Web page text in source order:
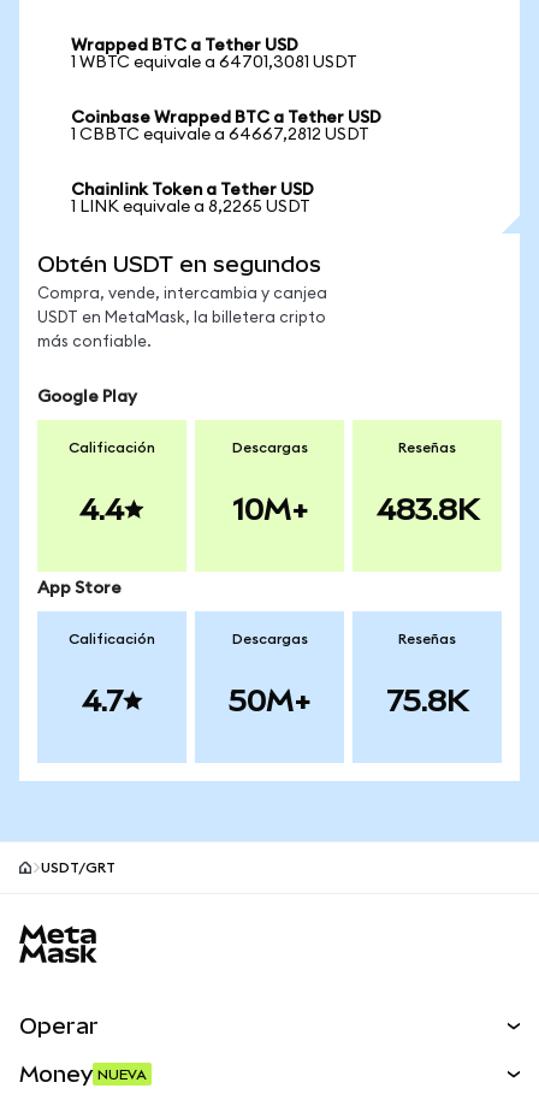
Wrapped BTC a Tether USD
1 WBTC equivale a 64701,3081 USDT
Coinbase Wrapped BTC a Tether USD
1 CBBTC equivale a 64667,2812 USDT
Chainlink Token a Tether USD
1 LINK equivale a 8,2265 USDT
Obtén USDT en segundos
Compra, vende, intercambia y canjea
USDT en MetaMask, la billetera cripto
más confiable.
Google Play
Calificación
4.4
Descargas
10M+
Reseñas
483.8K
App Store
Calificación
4.7
Descargas
50M+
Reseñas
75.8K
USDT/GRT
Operar
Money NUEVA